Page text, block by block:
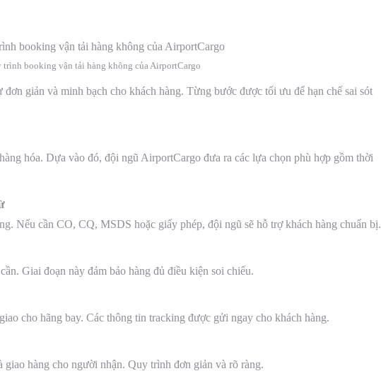
trình booking vận tải hàng không của AirportCargo
giản và minh bạch cho khách hàng. Từng bước được tối ưu để hạn chế sai sót
hóa. Dựa vào đó, đội ngũ AirportCargo đưa ra các lựa chọn phù hợp gồm thời
Nếu cần CO, CQ, MSDS hoặc giấy phép, đội ngũ sẽ hỗ trợ khách hàng chuẩn bị.
Giai đoạn này đảm bảo hàng đủ điều kiện soi chiếu.
cho hãng bay. Các thông tin tracking được gửi ngay cho khách hàng.
hàng cho người nhận. Quy trình đơn giản và rõ ràng.